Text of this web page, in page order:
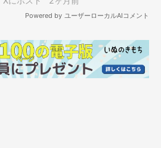
犬はすくすくと育ちました。
。